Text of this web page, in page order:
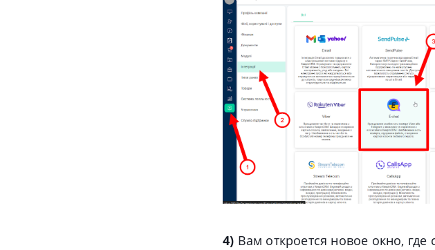
4) Вам откроется новое окно,